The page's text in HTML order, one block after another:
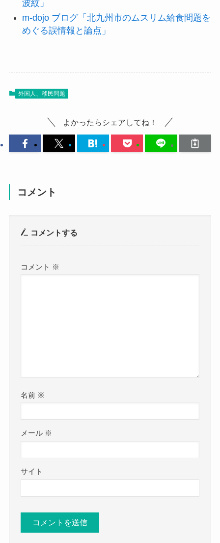
波紋」
m-dojo ブログ「北九州市のムスリム給食問題を
めぐる誤情報と論点」
外国人、移民問題
よかったらシェアしてね！
コメント
コメントする
コメント ※
名前 ※
メール ※
サイト